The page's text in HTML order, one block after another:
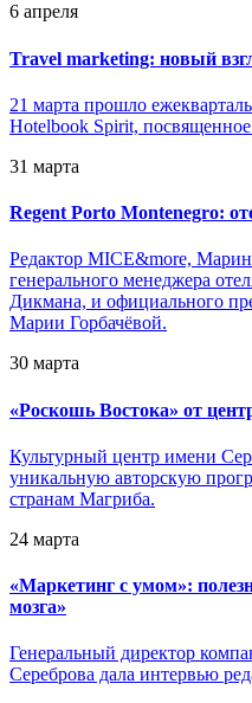
6 апреля
Travel marketing: новый
21 марта прошло
Hotelbook Spirit, посвященное
31 марта
Regent Porto Montenegro:
Редактор MICE&more,
генерального менеджера
Дикмана, и официального
Марии Горбачёвой.
30 марта
«Роскошь Востока» от
Культурный центр имени
уникальную авторскую
странам Магриба.
24 марта
«Маркетинг с умом»:
мозга»
Генеральный директор
Сереброва дала интервью